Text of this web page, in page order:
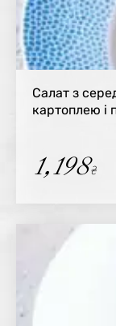
Салат з
картоплею і
1,198₴